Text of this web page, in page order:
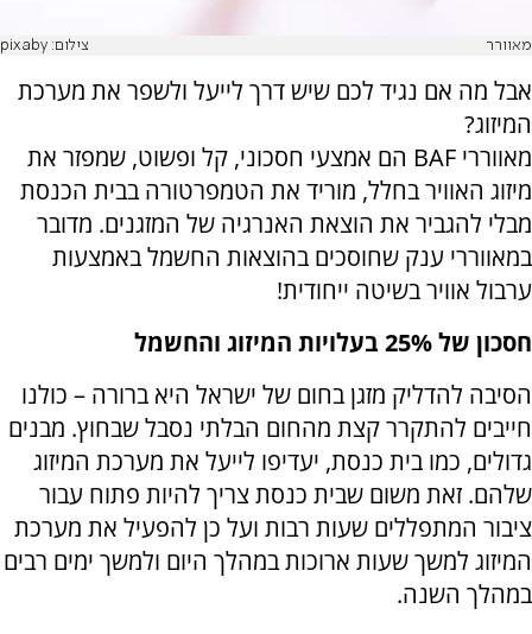
מאוורר צילום: pixaby
אבל מה אם נגיד לכם שיש דרך לייעל ולשפר את מערכת
המיזוג?
מאווררי BAF הם אמצעי חסכוני, קל ופשוט, שמפזר את
מיזוג האוויר בחלל, מוריד את הטמפרטורה בבית הכנסת
מבלי להגביר את הוצאת האנרגיה של המזגנים. מדובר
במאווררי ענק שחוסכים בהוצאות החשמל באמצעות
ערבול אוויר בשיטה ייחודית!
חסכון של 25% בעלויות המיזוג והחשמל
הסיבה להדליק מזגן בחום של ישראל היא ברורה – כולנו
חייבים להתקרר קצת מהחום הבלתי נסבל שבחוץ. מבנים
גדולים, כמו בית כנסת, יעדיפו לייעל את מערכת המיזוג
שלהם. זאת משום שבית כנסת צריך להיות פתוח עבור
ציבור המתפללים שעות רבות ועל כן להפעיל את מערכת
המיזוג למשך שעות ארוכות במהלך היום ולמשך ימים רבים
במהלך השנה.